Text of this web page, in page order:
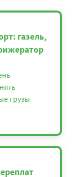
газель,
грузы